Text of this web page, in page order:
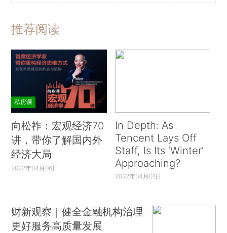
推荐阅读
私房课
向松祚：宏观经济70
讲，带你了解国内外
经济大局
2022年04月06日
In Depth: As
Tencent Lays Off
Staff, Is Its ‘Winter’
Approaching?
2022年04月01日
财新观察｜健全金融机构治理
更好服务高质量发展